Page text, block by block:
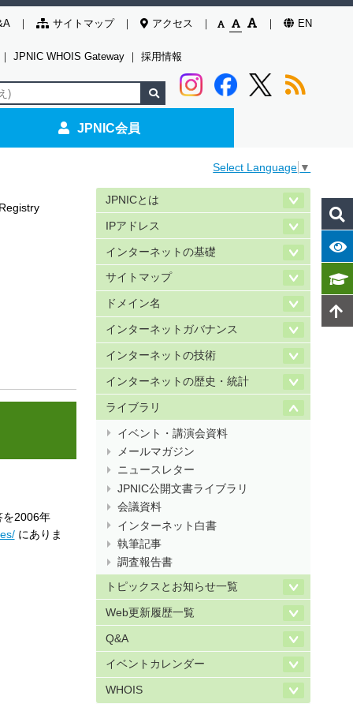
サイトマップ アクセス EN
｜ JPNIC WHOIS Gateway ｜ 採用情報
JPNIC会員
Select Language ▼
を2006年
にありま
JPNICとは
IPアドレス
インターネットの基礎
サイトマップ
ドメイン名
インターネットガバナンス
インターネットの技術
インターネットの歴史・統計
ライブラリ
イベント・講演会資料
メールマガジン
ニュースレター
JPNIC公開文書ライブラリ
会議資料
インターネット白書
執筆記事
調査報告書
トピックスとお知らせ一覧
Web更新履歴一覧
Q&A
イベントカレンダー
WHOIS